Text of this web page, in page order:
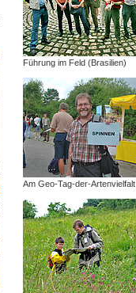
Führung im Feld (Brasilien)
Am Geo-Tag-der-Artenvielfalt